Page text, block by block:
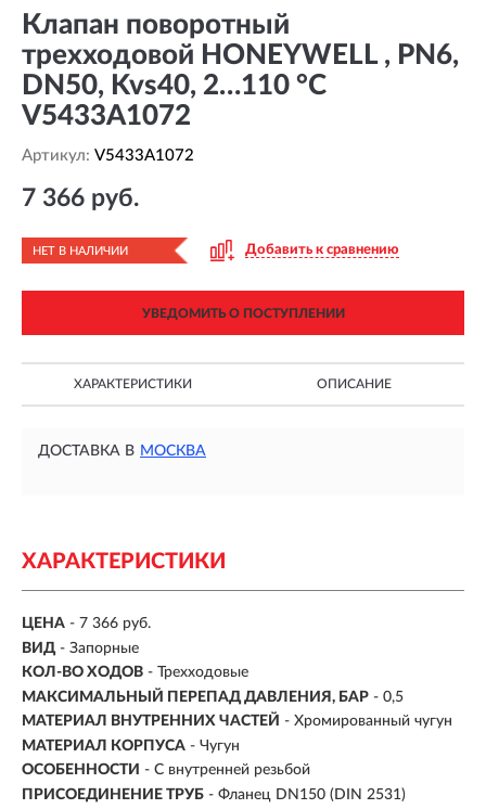
Клапан поворотный
трехходовой HONEYWELL , PN6,
DN50, Kvs40, 2…110 °C
V5433A1072
Артикул: V5433A1072
7 366 руб.
НЕТ В НАЛИЧИИ Добавить к сравнению
УВЕДОМИТЬ О ПОСТУПЛЕНИИ
ХАРАКТЕРИСТИКИ ОПИСАНИЕ
ДОСТАВКА В МОСКВА
ХАРАКТЕРИСТИКИ
ЦЕНА - 7 366 руб.
ВИД - Запорные
КОЛ-ВО ХОДОВ - Трехходовые
МАКСИМАЛЬНЫЙ ПЕРЕПАД ДАВЛЕНИЯ, БАР - 0,5
МАТЕРИАЛ ВНУТРЕННИХ ЧАСТЕЙ - Хромированный чугун
МАТЕРИАЛ КОРПУСА - Чугун
ОСОБЕННОСТИ - С внутренней резьбой
ПРИСОЕДИНЕНИЕ ТРУБ - Фланец DN150 (DIN 2531)